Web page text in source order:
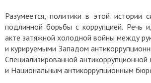
Разумеется, политики в этой истории
подлинной борьбы с коррупцией. Речь
акте затяжной холодной войны между
и курируемыми Западом
Специализированной
и Национальным антикоррупционным